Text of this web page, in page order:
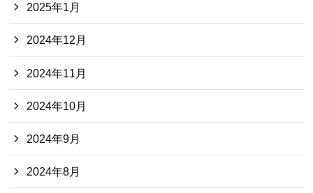
2025年1月
2024年12月
2024年11月
2024年10月
2024年9月
2024年8月